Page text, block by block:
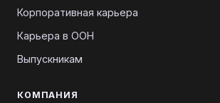
Корпоративная карьера
Карьера в ООН
Выпускникам
КОМПАНИЯ